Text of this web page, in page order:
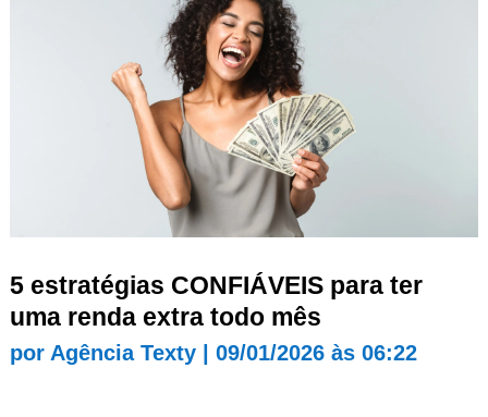
5 estratégias CONFIÁVEIS para ter
uma renda extra todo mês
por Agência Texty| 09/01/2026 às 06:22